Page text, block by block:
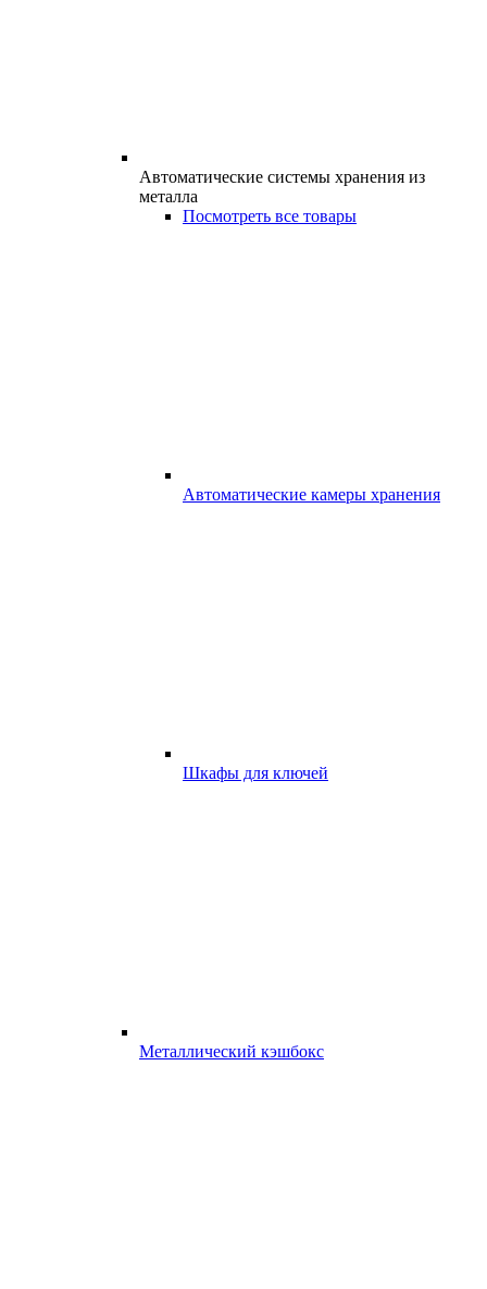
Автоматические системы хранения из
металла
Посмотреть все товары
Автоматические камеры хранения
Шкафы для ключей
Металлический кэшбокс